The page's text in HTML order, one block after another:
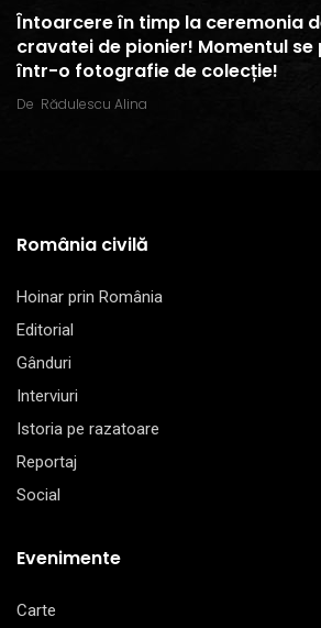
Întoarcere în timp la ceremonia
cravatei de pionier! Momentul
într-o fotografie de colecție!
De Rădulescu Alina
România civilă
Hoinar prin România
Editorial
Gânduri
Interviuri
Istoria pe razatoare
Reportaj
Social
Evenimente
Carte